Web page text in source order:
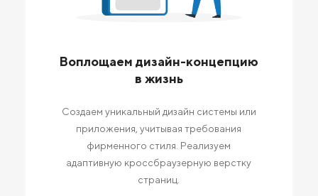
Воплощаем дизайн-концепцию
в жизнь
Создаем уникальный дизайн системы или
приложения, учитывая требования
фирменного стиля. Реализуем
адаптивную кроссбраузерную верстку
страниц.